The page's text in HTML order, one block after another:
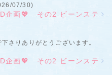
07/30)
企画💖 その2 ビーンステ
さりありがとうございます。
企画💖 その2 ビーンステ